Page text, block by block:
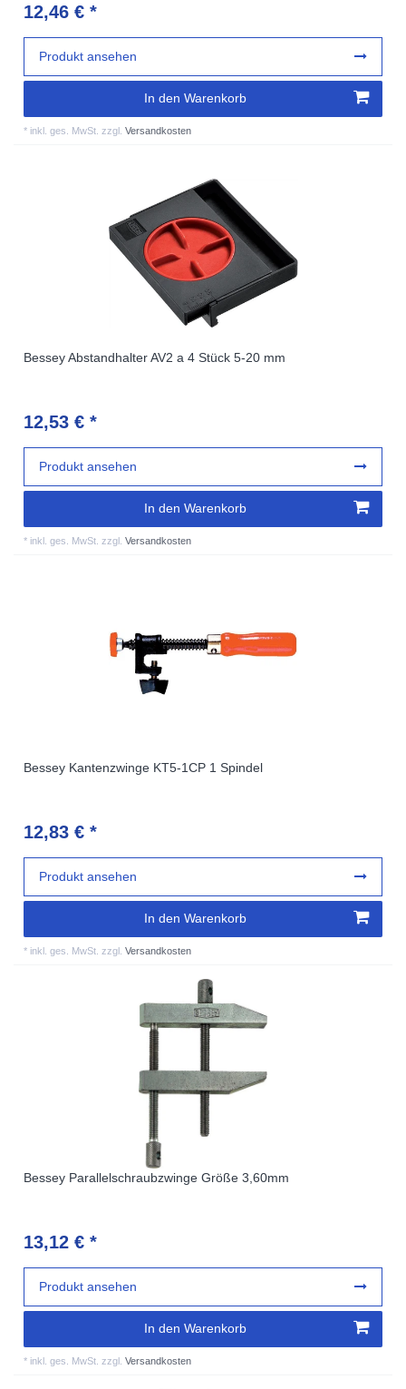
12,46 € *
In den Warenkorb
* inkl. ges. MwSt. zzgl.Versandkosten
Produkt ansehen
Bessey Abstandhalter AV2 a 4 Stück 5-20 mm
12,53 € *
In den Warenkorb
* inkl. ges. MwSt. zzgl.Versandkosten
Produkt ansehen
Bessey Kantenzwinge KT5-1CP 1 Spindel
12,83 € *
In den Warenkorb
* inkl. ges. MwSt. zzgl.Versandkosten
Produkt ansehen
Bessey Parallelschraubzwinge Größe 3,60mm
13,12 € *
In den Warenkorb
* inkl. ges. MwSt. zzgl.Versandkosten
Produkt ansehen